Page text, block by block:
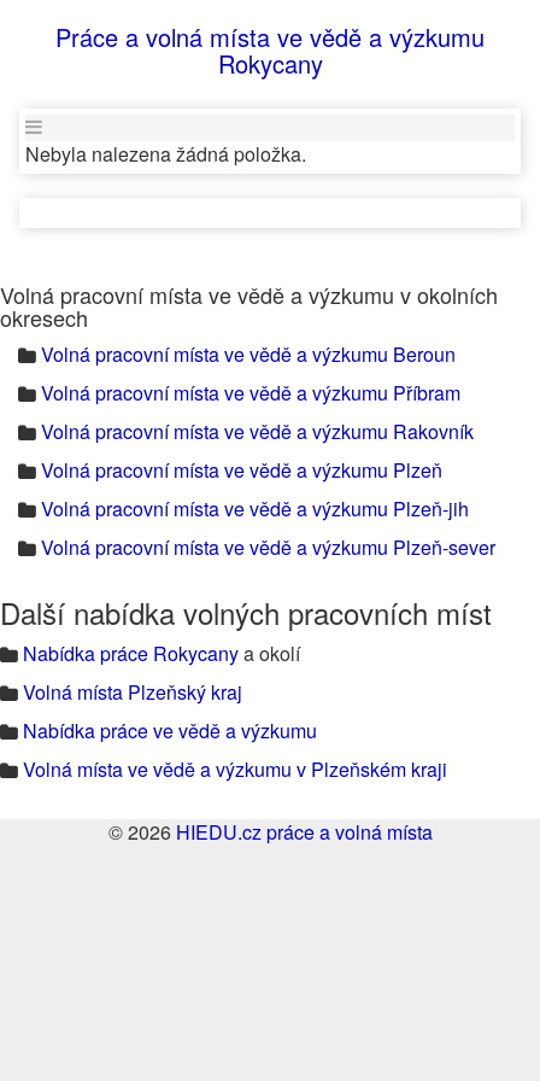
Práce a volná místa ve vědě a výzkumu
Rokycany
Nebyla nalezena žádná položka.
Volná pracovní místa ve vědě a výzkumu v okolních
okresech
Volná pracovní místa ve vědě a výzkumu Beroun
Volná pracovní místa ve vědě a výzkumu Příbram
Volná pracovní místa ve vědě a výzkumu Rakovník
Volná pracovní místa ve vědě a výzkumu Plzeň
Volná pracovní místa ve vědě a výzkumu Plzeň-jih
Volná pracovní místa ve vědě a výzkumu Plzeň-sever
Další nabídka volných pracovních míst
Nabídka práce Rokycanya okolí
Volná místa Plzeňský kraj
Nabídka práce ve vědě a výzkumu
Volná místa ve vědě a výzkumu v Plzeňském kraji
© 2026 HIEDU.cz práce a volná místa